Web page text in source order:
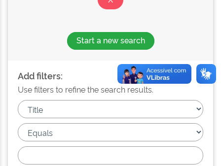
Start a new search
Add filters:
Use filters to refine the search results.